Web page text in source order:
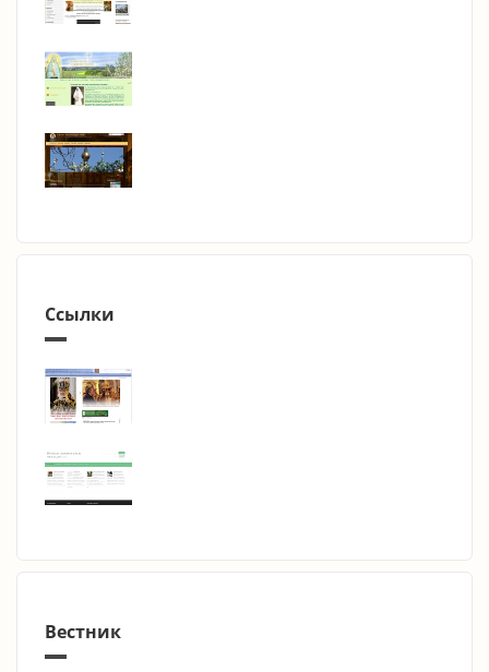
Ссылки
Вестник